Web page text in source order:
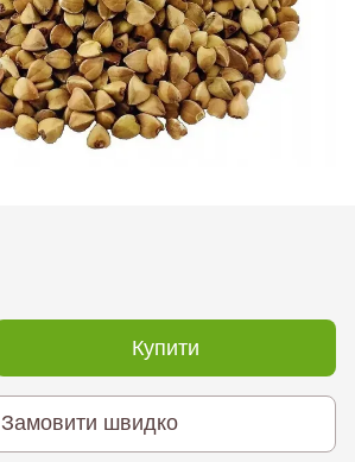
Купити
Замовити швидко